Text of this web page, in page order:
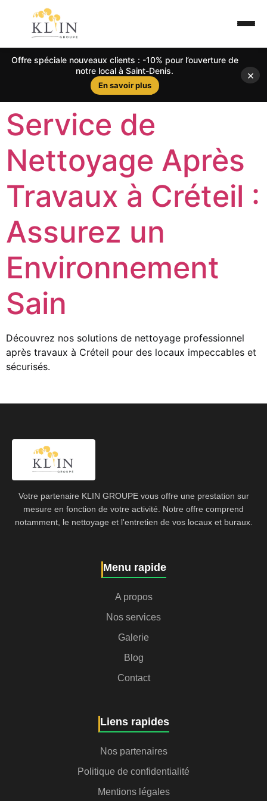
Offre spéciale nouveaux clients : -10% pour l’ouverture de
notre local à Saint-Denis.
En savoir plus
×
Service de
Nettoyage Après
Travaux à Créteil :
Assurez un
Environnement
Sain
Découvrez nos solutions de nettoyage professionnel
après travaux à Créteil pour des locaux impeccables et
sécurisés.
Votre partenaire KLIN GROUPE vous offre une prestation sur
mesure en fonction de votre activité. Notre offre comprend
notamment, le nettoyage et l'entretien de vos locaux et buraux.
Menu rapide
A propos
Nos services
Galerie
Blog
Contact
Liens rapides
Nos partenaires
Politique de confidentialité
Mentions légales